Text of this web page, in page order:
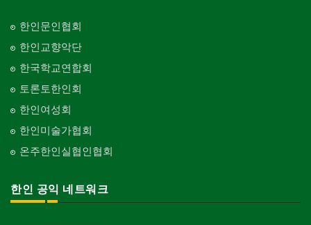
한인문인협회
한인교향악단
한국학교연합회
토론토한인회
한인여성회
한인미술가협회
온주한인실협인협회
한인 공익 네트워크